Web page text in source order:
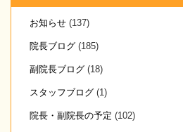
お知らせ (137)
院長ブログ (185)
副院長ブログ (18)
スタッフブログ (1)
院長・副院長の予定 (102)